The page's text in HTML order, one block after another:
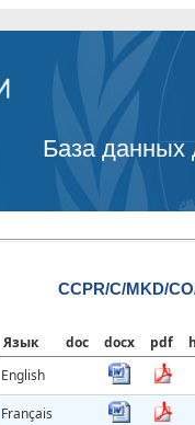
База данных
CCPR/C/MKD/
Язык doc docx pdf
English
Français